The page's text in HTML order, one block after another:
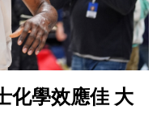
化學效應佳 大